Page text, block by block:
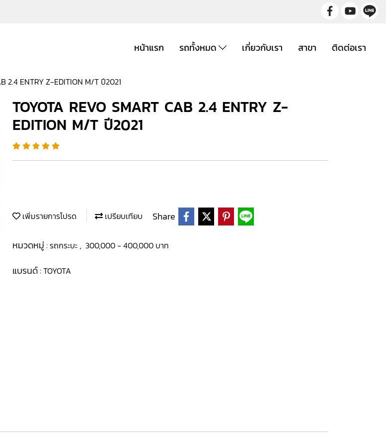
หน้าแรก รถทั้งหมด เกี่ยวกับเรา สาขา ติดต่อเรา
2.4 ENTRY Z-EDITION M/T ปี2021
TOYOTA REVO SMART CAB 2.4 ENTRY Z-
EDITION M/T ปี2021
เพิ่มรายการโปรด เปรียบเทียบ Share
หมวดหมู่ :รถกระบะ , 300,000 - 400,000 บาท
แบรนด์ :TOYOTA